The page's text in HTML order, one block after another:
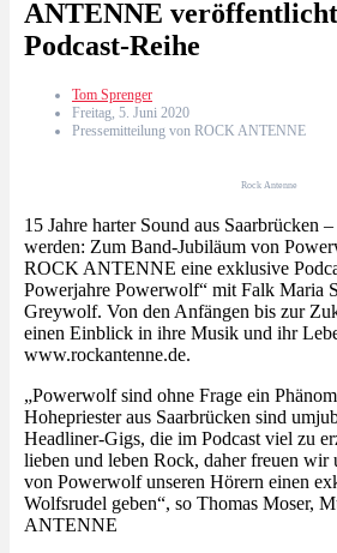
ANTENNE
Podcast-Reihe
Tom Sprenger
Freitag, 5. Juni 2020
Pressemitteilung von ROCK ANTENNE
Rock Antenne
15 Jahre harter Sound aus Saarbrücken
werden: Zum Band-Jubiläum von
ROCK ANTENNE eine exklusive
Powerjahre Powerwolf“ mit Falk Maria
Greywolf. Von den Anfängen bis zur
einen Einblick in ihre Musik und ihr
www.rockantenne.de.
„Powerwolf sind ohne Frage ein
Hohepriester aus Saarbrücken sind
Headliner-Gigs, die im Podcast viel zu
lieben und leben Rock, daher freuen wir
von Powerwolf unseren Hörern einen
Wolfsrudel geben“, so Thomas Moser,
ANTENNE